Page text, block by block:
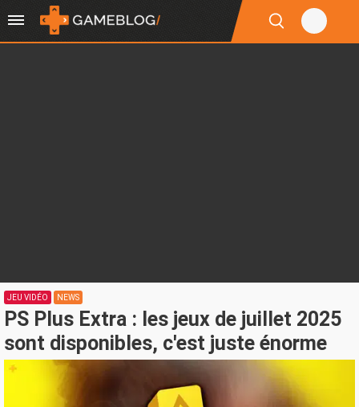
JEU VIDÉO NEWS
PS Plus Extra : les jeux de juillet 2025
sont disponibles, c'est juste énorme